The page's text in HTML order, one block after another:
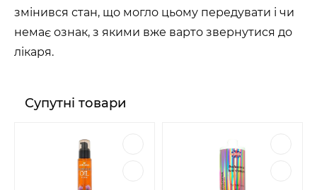
змінився стан, що могло цьому передувати і чи
немає ознак, з якими вже варто звернутися до
лікаря.
Супутні товари